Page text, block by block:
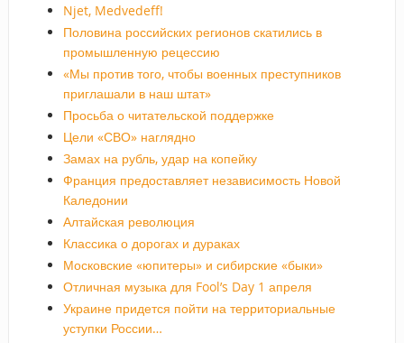
Njet, Medvedeff!
Половина российских регионов скатились в
промышленную рецессию
«Мы против того, чтобы военных преступников
приглашали в наш штат»
Просьба о читательской поддержке
Цели «СВО» наглядно
Замах на рубль, удар на копейку
Франция предоставляет независимость Новой
Каледонии
Алтайская революция
Классика о дорогах и дураках
Московские «юпитеры» и сибирские «быки»
Отличная музыка для Fool’s Day 1 апреля
Украине придется пойти на территориальные
уступки России…